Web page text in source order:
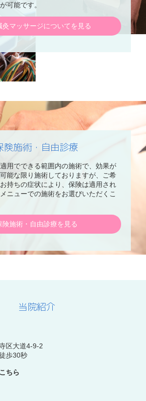
可能です。
灸マッサージについてを見る
険施術・自由診療
用でできる範囲内の施術で、効果が
能な限り施術しておりますが、ご希
持ちの症状により、保険は適用され
ニューでの施術をお選びいただくこ
険施術・自由診療を見る
当院紹介
区大道4-9-2
歩30秒
ちら